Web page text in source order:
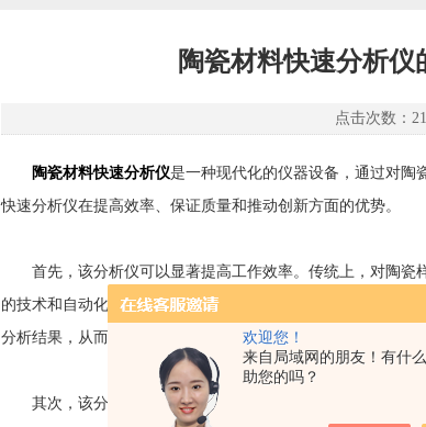
欢迎您！
来自局域网的朋友！有什
助您的吗？
陶瓷材料快速分析
点击次数：
陶瓷材料快速分析仪是一种现代化的仪器设备，通过对陶
快速分析仪在提高效率、保证质量和推动创新方面的优势。
首先，该分析仪可以显著提高工作效率。传统上，对陶瓷
的技术和自动化功能，可以在短时间内完成复杂的分析过程
分析结果，从而加快产品开发和生产周期。
其次，该分析仪可以确保产品质量。陶瓷材料的性能和质